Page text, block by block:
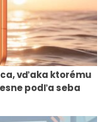
vďaka ktorému
podľa seba